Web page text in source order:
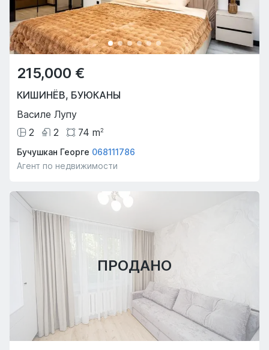
215,000 €
КИШИНЁВ, БУЮКАНЫ
Василе Лупу
2
2 74 m2
Бучушкан Георге 068111786
Агент по недвижимости
ПРОДАНО